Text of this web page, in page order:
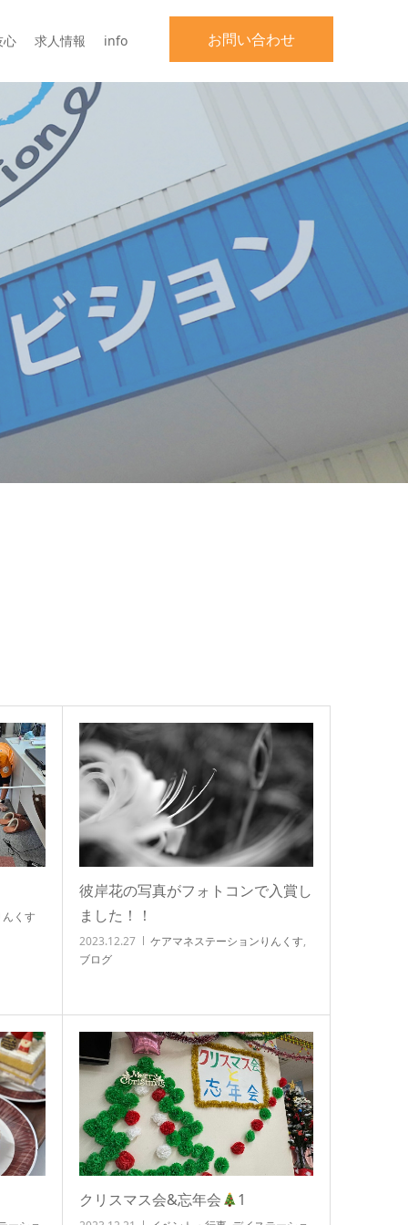
お問い合わせ
心 求人情報 info
くす
彼岸花の写真がフォトコンで入賞し
ました！！
2023.12.27 ケアマネステーションりんくす,
ブログ
クリスマス会&忘年会 1